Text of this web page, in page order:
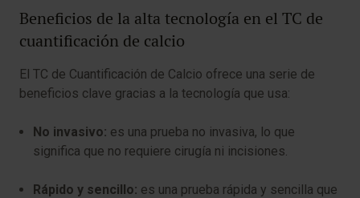
Beneficios de la alta tecnología en el TC de
cuantificación de calcio
El TC de Cuantificación de Calcio ofrece una serie de
beneficios clave gracias a la tecnología que usa:
No invasivo: es una prueba no invasiva, lo que
significa que no requiere cirugía ni incisiones.
Rápido y sencillo: es una prueba rápida y sencilla que